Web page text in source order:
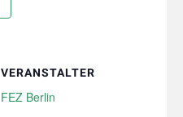
VERANSTALTER
FEZ Berlin